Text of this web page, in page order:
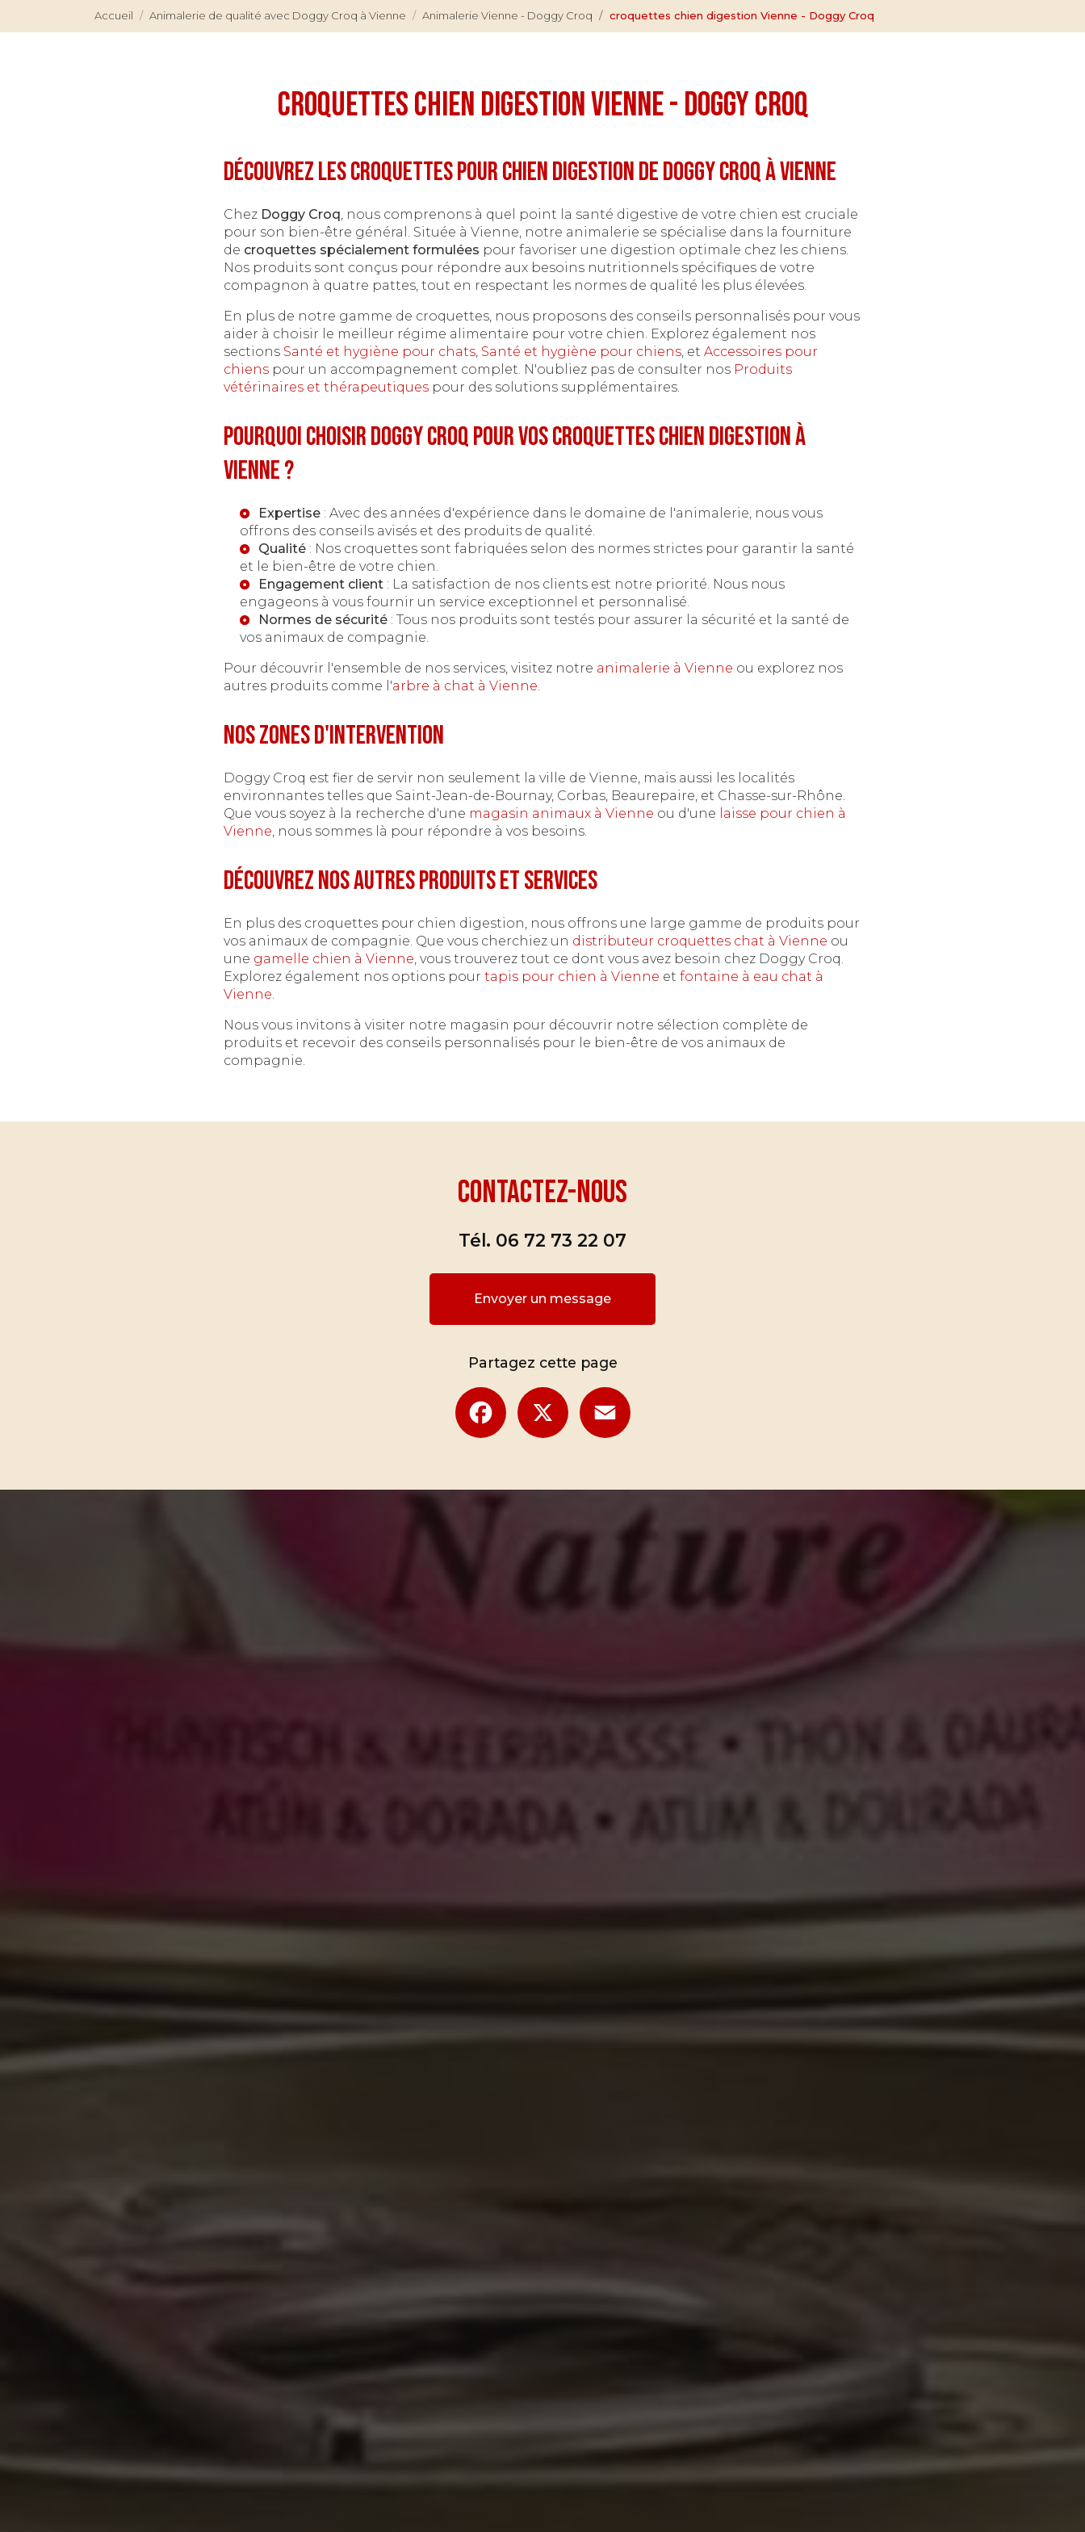
Accueil Animalerie de qualité avec Doggy Croq à Vienne Animalerie Vienne - Doggy Croq croquettes chien digestion Vienne - Doggy Croq
croquettes chien digestion Vienne - Doggy Croq
Découvrez les croquettes pour chien digestion de Doggy Croq à Vienne
Chez Doggy Croq, nous comprenons à quel point la santé digestive de votre chien est cruciale
pour son bien-être général. Située à Vienne, notre animalerie se spécialise dans la fourniture
de croquettes spécialement formulées pour favoriser une digestion optimale chez les chiens.
Nos produits sont conçus pour répondre aux besoins nutritionnels spécifiques de votre
compagnon à quatre pattes, tout en respectant les normes de qualité les plus élevées.
En plus de notre gamme de croquettes, nous proposons des conseils personnalisés pour vous
aider à choisir le meilleur régime alimentaire pour votre chien. Explorez également nos
sections Santé et hygiène pour chats, Santé et hygiène pour chiens, et Accessoires pour
chiens pour un accompagnement complet. N'oubliez pas de consulter nos Produits
vétérinaires et thérapeutiques pour des solutions supplémentaires.
Pourquoi choisir Doggy Croq pour vos croquettes chien digestion à
Vienne ?
Expertise : Avec des années d'expérience dans le domaine de l'animalerie, nous vous
offrons des conseils avisés et des produits de qualité.
Qualité : Nos croquettes sont fabriquées selon des normes strictes pour garantir la santé
et le bien-être de votre chien.
Engagement client : La satisfaction de nos clients est notre priorité. Nous nous
engageons à vous fournir un service exceptionnel et personnalisé.
Normes de sécurité : Tous nos produits sont testés pour assurer la sécurité et la santé de
vos animaux de compagnie.
Pour découvrir l'ensemble de nos services, visitez notre animalerie à Vienne ou explorez nos
autres produits comme l'arbre à chat à Vienne.
Nos zones d'intervention
Doggy Croq est fier de servir non seulement la ville de Vienne, mais aussi les localités
environnantes telles que Saint-Jean-de-Bournay, Corbas, Beaurepaire, et Chasse-sur-Rhône.
Que vous soyez à la recherche d'une magasin animaux à Vienne ou d'une laisse pour chien à
Vienne, nous sommes là pour répondre à vos besoins.
Découvrez nos autres produits et services
En plus des croquettes pour chien digestion, nous offrons une large gamme de produits pour
vos animaux de compagnie. Que vous cherchiez un distributeur croquettes chat à Vienne ou
une gamelle chien à Vienne, vous trouverez tout ce dont vous avez besoin chez Doggy Croq.
Explorez également nos options pour tapis pour chien à Vienne et fontaine à eau chat à
Vienne.
Nous vous invitons à visiter notre magasin pour découvrir notre sélection complète de
produits et recevoir des conseils personnalisés pour le bien-être de vos animaux de
compagnie.
Contactez-nous
Tél. 06 72 73 22 07
Envoyer un message
Partagez cette page
Facebook